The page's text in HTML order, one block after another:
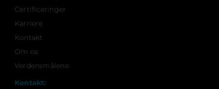
Kontakt:
Certificeringer
Karriere
Kontakt
Om os
Verdensmålene